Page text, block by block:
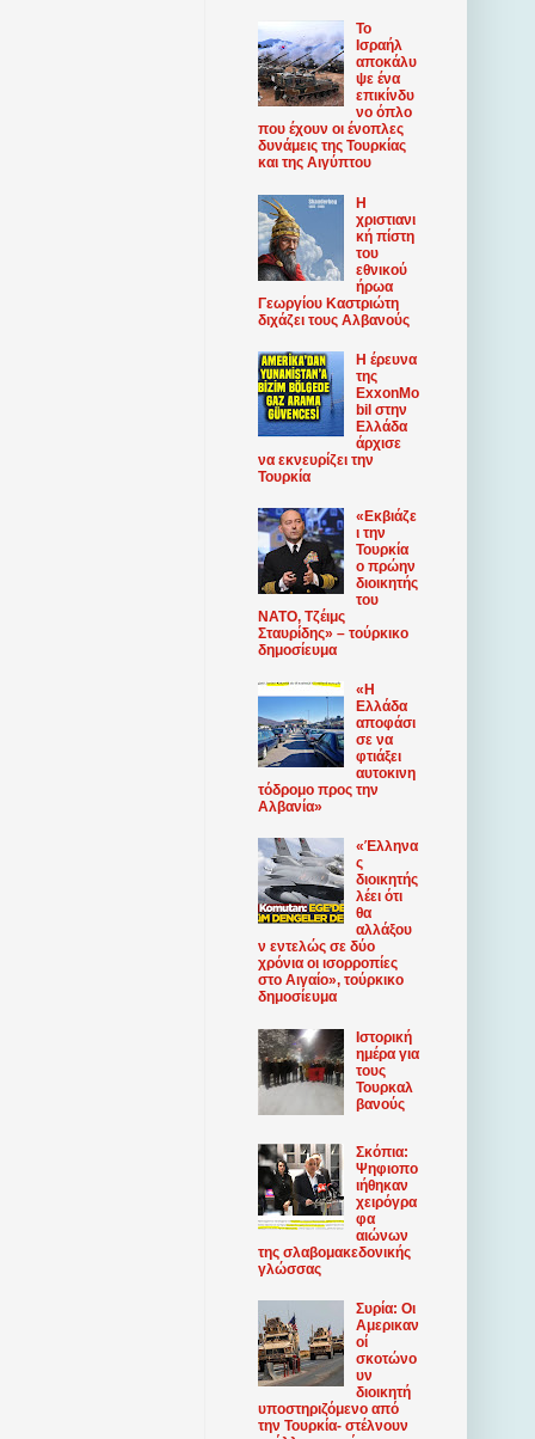
Το
Ισραήλ
αποκάλυ
ψε ένα
επικίνδυ
νο όπλο
που έχουν οι ένοπλες
δυνάμεις της Τουρκίας
και της Αιγύπτου
Η
χριστιανι
κή πίστη
του
εθνικού
ήρωα
Γεωργίου Καστριώτη
διχάζει τους Αλβανούς
Η έρευνα
της
ExxonMo
bil στην
Ελλάδα
άρχισε
να εκνευρίζει την
Τουρκία
«Εκβιάζε
ι την
Τουρκία
ο πρώην
διοικητής
του
ΝΑΤΟ, Τζέιμς
Σταυρίδης» – τούρκικο
δημοσίευμα
«Η
Ελλάδα
αποφάσι
σε να
φτιάξει
αυτοκινη
τόδρομο προς την
Αλβανία»
«Έλληνα
ς
διοικητής
λέει ότι
θα
αλλάξου
ν εντελώς σε δύο
χρόνια οι ισορροπίες
στο Αιγαίο», τούρκικο
δημοσίευμα
Ιστορική
ημέρα για
τους
Τουρκαλ
βανούς
Σκόπια:
Ψηφιοπο
ιήθηκαν
χειρόγρα
φα
αιώνων
της σλαβομακεδονικής
γλώσσας
Συρία: Οι
Αμερικαν
οί
σκοτώνο
υν
διοικητή
υποστηριζόμενο από
την Τουρκία- στέλνουν